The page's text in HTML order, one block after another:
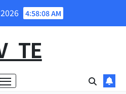
4:58:10 AM